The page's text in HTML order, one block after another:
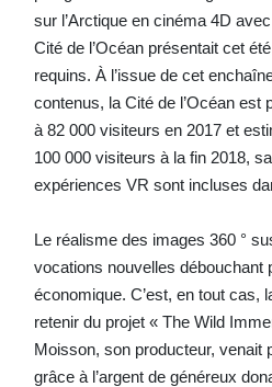
sur l’Arctique en cinéma 4D
Cité de l’Océan présentait cet
requins. À l’issue de cet
contenus, la Cité de l’Océan est
à 82 000 visiteurs en 2017 et
100 000 visiteurs à la fin 2018,
expériences VR sont incluses
Le réalisme des images 360 °
vocations nouvelles débouchant
économique. C’est, en tout cas,
retenir du projet « The Wild
Moisson, son producteur, venait
grâce à l’argent de généreux